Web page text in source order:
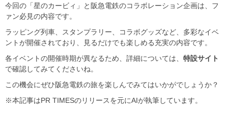
今回の「星のカービィ」と阪急電鉄のコラボレーション企画は、フ
ァン必見の内容です。
ラッピング列車、スタンプラリー、コラボグッズなど、多彩なイベ
ントが開催されており、見るだけでも楽しめる充実の内容です。
各イベントの開催時期が異なるため、詳細については、 特設サイト
で確認してみてくださいね。
この機会にぜひ阪急電鉄の旅を楽しんでみてはいかがでしょうか？
※本記事はPR TIMESのリリースを元にAIが執筆しています。